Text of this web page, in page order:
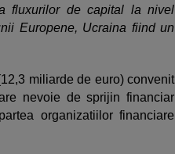
fluxurilor de capital la nivel
Europene, Ucraina fiind un
miliarde de euro) convenit
nevoie de sprijin financiar
organizatiilor financiare